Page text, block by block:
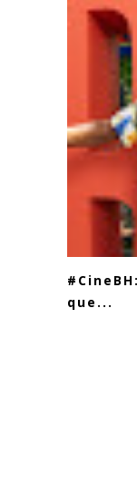
que...